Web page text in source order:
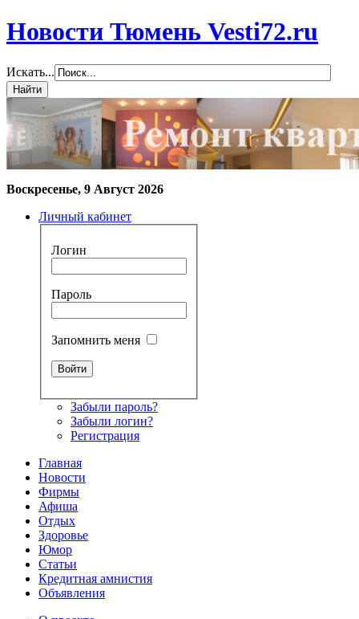
Новости Тюмень Vesti72.ru
Искать...
Воскресенье, 9 Август 2026
Личный кабинет
Логин
Пароль
Запомнить меня
Забыли пароль?
Забыли логин?
Регистрация
Главная
Новости
Фирмы
Афиша
Отдых
Здоровье
Юмор
Статьи
Кредитная амнистия
Объявления